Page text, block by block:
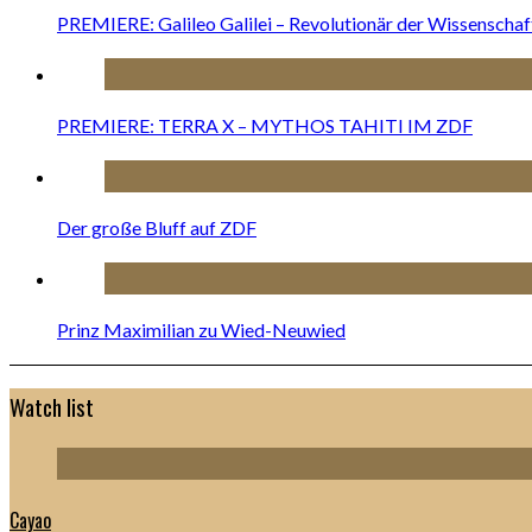
PREMIERE: Galileo Galilei – Revolutionär der
PREMIERE: TERRA X – MYTHOS TAHITI IM ZDF
Der große Bluff auf ZDF
Prinz Maximilian zu Wied-Neuwied
Watch list
Cayao